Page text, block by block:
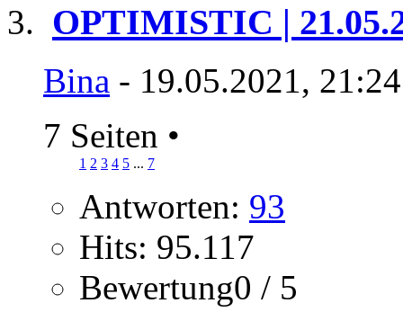
OPTIMISTIC |
Bina - 19.05.2021,
7 Seiten •
1 2 3 4 5 ... 7
Antworten: 93
Hits: 95.117
Bewertung0 / 5